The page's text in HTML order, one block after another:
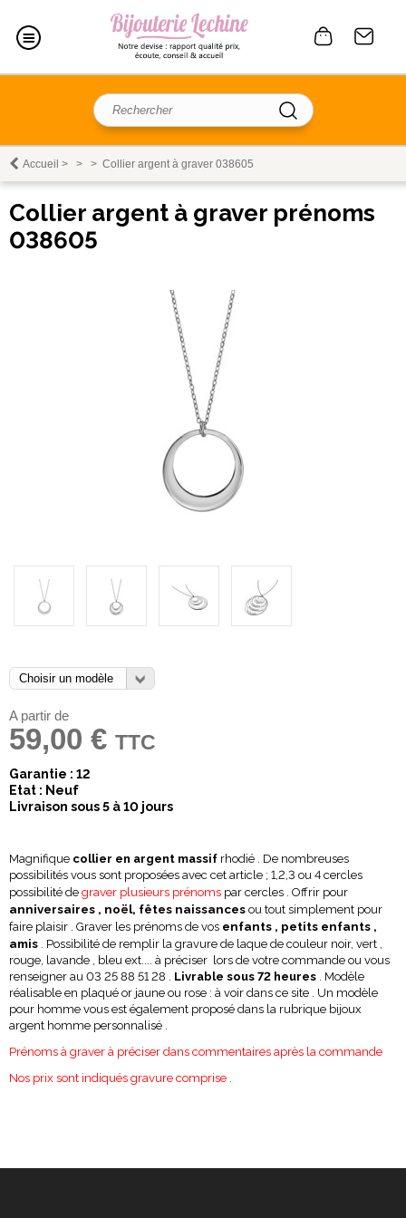
Accueil > > > Collier argent à graver 038605
Collier argent à graver prénoms
038605
A partir de
59,00 € TTC
Garantie : 12
Etat : Neuf
Livraison sous 5 à 10 jours
Magnifique collier en argent massif rhodié . De nombreuses
possibilités vous sont proposées avec cet article ; 1,2,3 ou 4 cercles
possibilité de graver plusieurs prénoms par cercles . Offrir pour
anniversaires , noël, fêtes naissances ou tout simplement pour
faire plaisir . Graver les prénoms de vos enfants , petits enfants ,
amis
. Possibilité de remplir la gravure de laque de couleur noir, vert ,
rouge, lavande , bleu ext.... à préciser lors de votre commande ou vous
renseigner au 03 25 88 51 28 .
Livrable sous 72 heures . Modèle
réalisable en plaqué or jaune ou rose : à voir dans ce site . Un modèle
pour homme vous est également proposé dans la rubrique bijoux
argent homme personnalisé .
Prénoms à graver à préciser dans commentaires après la commande
Nos prix sont indiqués gravure comprise .